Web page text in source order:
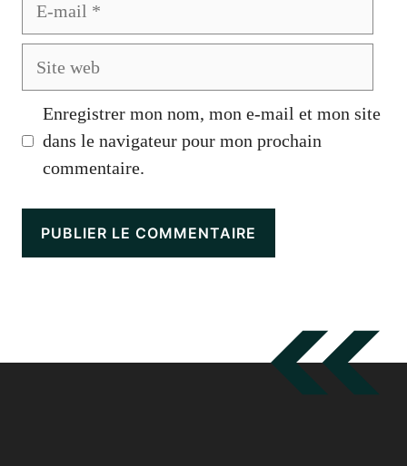
Enregistrer mon nom, mon e-mail et mon site
dans le navigateur pour mon prochain
commentaire.